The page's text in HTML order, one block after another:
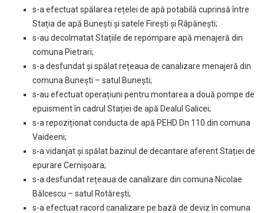
s-a efectuat spălarea rețelei de apă potabilă cuprinsă între
Stația de apă Bunești și satele Firești și Râpănești;
s-au decolmatat Stațiile de repompare apă menajeră din
comuna Pietrari;
s-a desfundat și spălat rețeaua de canalizare menajeră din
comuna Bunești – satul Bunești;
s-au efectuat operațiuni pentru montarea a două pompe de
epuisment în cadrul Stației de apă Dealul Galicei;
s-a repoziționat conducta de apă PEHD Dn 110 din comuna
Vaideeni;
s-a vidanjat și spălat bazinul de decantare aferent Stației de
epurare Cernișoara;
s-a desfundat rețeaua de canalizare din comuna Nicolae
Bălcescu – satul Rotărești;
s-a efectuat racord canalizare pe bază de deviz în comuna